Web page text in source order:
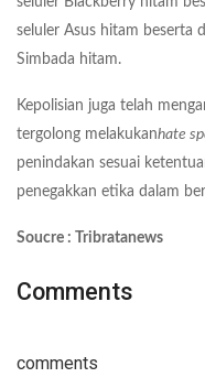
seluler Asus hitam beserta
Simbada hitam.
Kepolisian juga telah
tergolong melakukanhate
penindakan sesuai
penegakkan etika dalam
Soucre : Tribratanews
Comments
comments